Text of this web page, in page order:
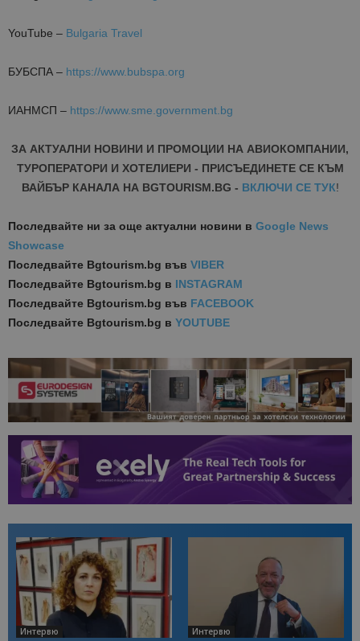
YouTube – Bulgaria Travel
БУБСПА – https://www.bubspa.org
ИАНМСП – https://www.sme.government.bg
ЗА АКТУАЛНИ НОВИНИ И ПРОМОЦИИ НА АВИОКОМПАНИИ,
ТУРОПЕРАТОРИ И ХОТЕЛИЕРИ - ПРИСЪЕДИНЕТЕ СЕ КЪМ
ВАЙБЪР КАНАЛА НА BGTOURISM.BG - ВКЛЮЧИ СЕ ТУК!
Последвайте ни за още актуални новини в Google News
Showcase
Последвайте Bgtourism.bg във VIBER
Последвайте Bgtourism.bg в INSTAGRAM
Последвайте Bgtourism.bg във FACEBOOK
Последвайте Bgtourism.bg в YOUTUBE
Интервю Интервю